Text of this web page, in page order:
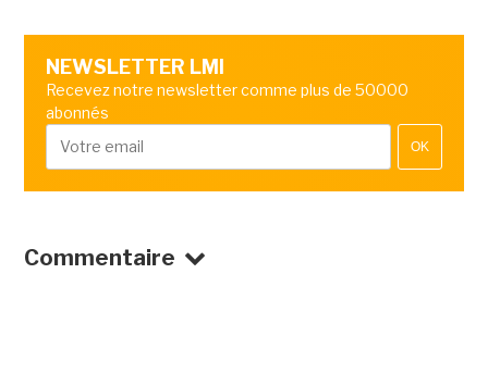
NEWSLETTER LMI
Recevez notre newsletter comme plus de 50000
abonnés
OK
Commentaire